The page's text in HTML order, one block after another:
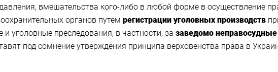
вмешательства кого-либо в любой форме в осуществление
органов путем регистрации уголовных производств
уголовные преследования, в частности, за заведомо
под сомнение утверждения принципа верховенства права в